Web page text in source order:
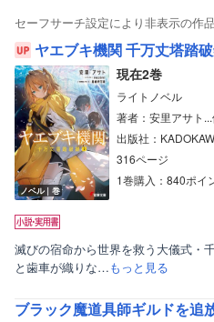
セーフサーチ設定により非表示の作
ヤエブキ機関 千万丈塔踏
ノベル｜巻
現在2巻
ライトノベル
著者：安里アサト
出版社：
316ページ
1巻購入：840ポイ
滅びの宿命から世界を救う大儀式・
と歯車が織りな…もっと見る